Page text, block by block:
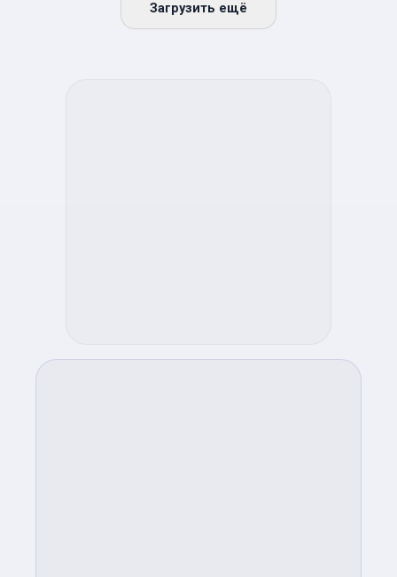
Загрузить ещё